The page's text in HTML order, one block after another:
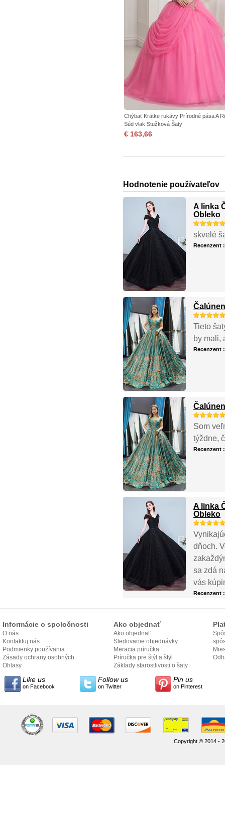
Chýbať Krátke rukávy Prírodné pása A
Súd vlak Stužková Šaty
€ 163,66
Hodnotenie používateľov
A linka
Obleko
skvelé
Recenzent
Tieto
by mali,
Recenzent
Som
týždne,
Recenzent
A linka
Obleko
dňoch.
sa zdá
vás
Recenzent
Informácie o spoločnosti
O nás
Kontaktuj nás
Podmienky používania
Zásady ochrany osobných
údajov
Ohlasy
Ako objednať
Ako objednať
Sledovanie objednávky
Meracia príručka
Príručka pre štýl a štýl
Základy starostlivosti o šaty
Like us
on Facebook
Follow us
on Twitter
Pin us
on Pinterest
Copyright © 2014 -